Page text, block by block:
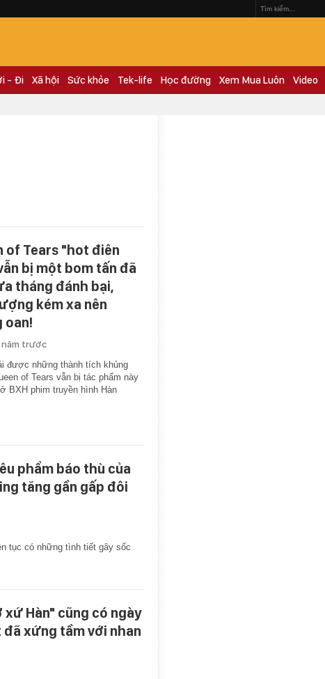
- Đi Xã hội Sức khỏe Tek-life Học đường Xem Mua Luôn Video
of Tears "hot điên
bị một bom tấn đã
tháng đánh bại,
kém xa nên
oan!
năm trước
được những thành tích khủng
of Tears vẫn bị tác phẩm này
BXH phim truyền hình Hàn
phẩm báo thù của
tăng gần gấp đôi
tục có những tình tiết gây sốc
Hàn" cũng có ngày
đã xứng tầm với nhan